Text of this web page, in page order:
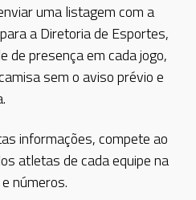
uma listagem com a
a Diretoria de Esportes,
de presença em cada jogo,
sem o aviso prévio e
informações, compete ao
atletas de cada equipe na
números.